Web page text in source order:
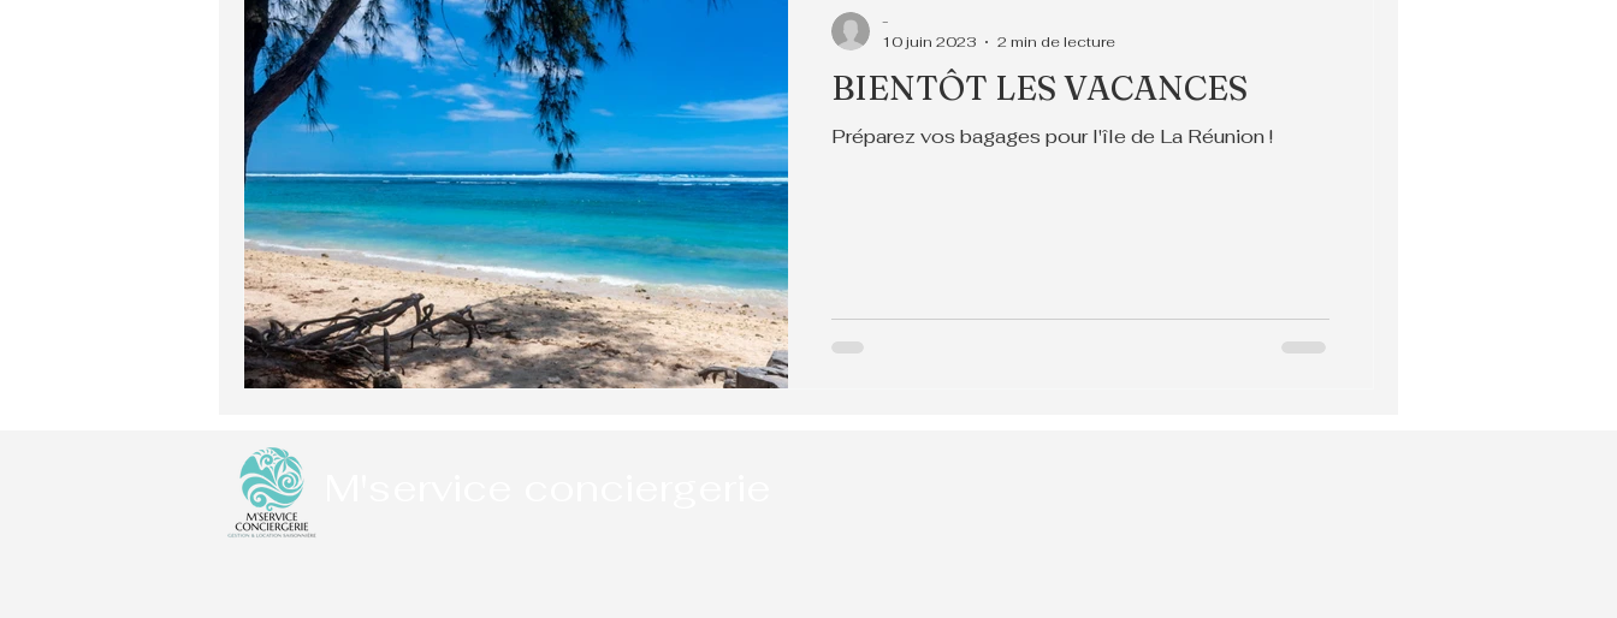
BIENTÔT LES VACANCES
Préparez vos bagages pour l'île de La Réunion !
-
10 juin 2023
2 min de lecture